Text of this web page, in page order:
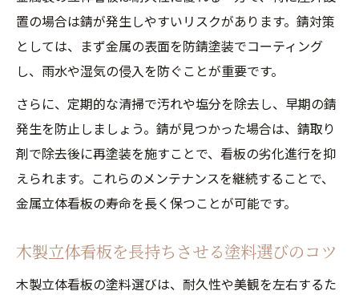
置の場合は錆が発生しやすいリスクがあります。錆対策
としては、まず金属の表面を防錆塗装でコーティング
し、雨水や湿気の侵入を防ぐことが重要です。
さらに、定期的な清掃で汚れや塩分を除去し、早期の錆
発生を防止しましょう。錆が見つかった場合は、錆取り
剤で除去後に再塗装を施すことで、看板の劣化進行を抑
えられます。これらのメンテナンスを継続することで、
金属立体看板の寿命を長く保つことが可能です。
木製立体看板を長持ちさせる塗料選びのコツ
木製立体看板の塗料選びは、耐久性や美観を左右するた